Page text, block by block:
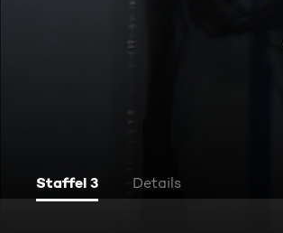
Staffel 3 Details